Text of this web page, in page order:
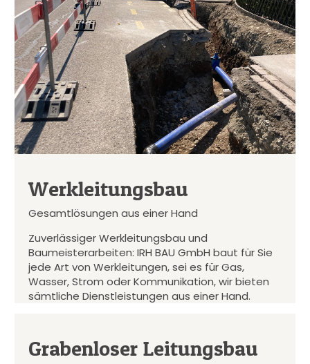
Werkleitungsbau
Gesamtlösungen aus einer Hand
Zuverlässiger Werkleitungsbau und
Baumeisterarbeiten: IRH BAU GmbH baut für Sie
jede Art von Werkleitungen, sei es für Gas,
Wasser, Strom oder Kommunikation, wir bieten
sämtliche Dienstleistungen aus einer Hand.
Grabenloser Leitungsbau